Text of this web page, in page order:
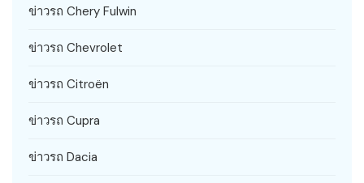
ข่าวรถ Chery Fulwin
ข่าวรถ Chevrolet
ข่าวรถ Citroën
ข่าวรถ Cupra
ข่าวรถ Dacia